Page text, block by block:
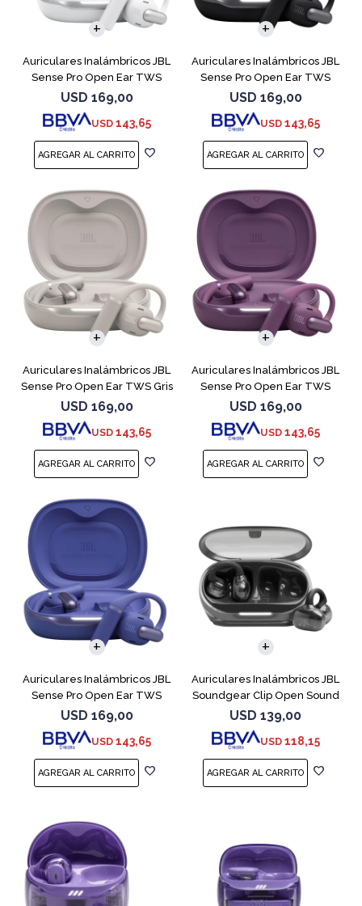
Auriculares Inalámbricos JBL
Sense Pro Open Ear TWS
Blanco
USD 169,00
USD 143,65
Auriculares Inalámbricos JBL
Sense Pro Open Ear TWS
Negro
USD 169,00
USD 143,65
Auriculares Inalámbricos JBL
Sense Pro Open Ear TWS Gris
USD 169,00
USD 143,65
Auriculares Inalámbricos JBL
Sense Pro Open Ear TWS
Purple
USD 169,00
USD 143,65
Auriculares Inalámbricos JBL
Sense Pro Open Ear TWS
Azul
USD 169,00
USD 143,65
Auriculares Inalámbricos JBL
Soundgear Clip Open Sound
Negro
USD 139,00
USD 118,15